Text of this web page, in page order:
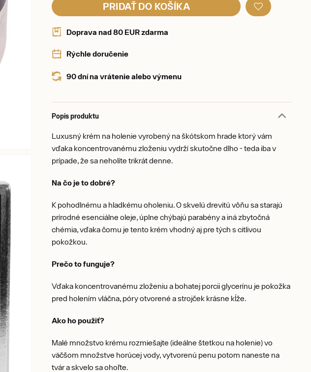
PRIDAŤ DO KOŠÍKA
Doprava nad 80 EUR zdarma
Rýchle doručenie
90 dní na vrátenie alebo výmenu
Popis produktu
Luxusný krém na holenie vyrobený na škótskom hrade ktorý vám
vďaka koncentrovanému zloženiu vydrží skutočne dlho - teda iba v
prípade, že sa neholíte trikrát denne.
Na čo je to dobré?
K pohodlnému a hladkému oholeniu. O skvelú drevitú vôňu sa starajú
prírodné esenciálne oleje, úplne chýbajú parabény a iná zbytočná
chémia, vďaka čomu je tento krém vhodný aj pre tých s citlivou
pokožkou.
Prečo to funguje?
Vďaka koncentrovanému zloženiu a bohatej porcii glycerínu je pokožka
pred holením vláčna, póry otvorené a strojček krásne kĺže.
Ako ho použiť?
Malé množstvo krému rozmiešajte (ideálne štetkou na holenie) vo
väčšom množstve horúcej vody, vytvorenú penu potom naneste na
tvár a skvelo sa ohoľte.